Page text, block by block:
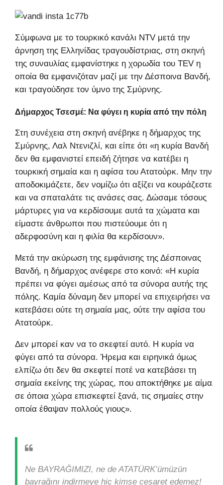
Σύμφωνα με το τουρκικό κανάλι NTV μετά την
άρνηση της Ελληνίδας τραγουδίστριας, στη σκηνή
της συναυλίας εμφανίστηκε η χορωδία του TEV η
οποία θα εμφανιζόταν μαζί με την Δέσποινα Βανδή,
και τραγούδησε τον ύμνο της Σμύρνης.
Δήμαρχος Τσεσμέ: Να φύγει η κυρία από την πόλη
Στη συνέχεια στη σκηνή ανέβηκε η δήμαρχος της
Σμύρνης, Λαλ Ντενιζλί, και είπε ότι «η κυρία Βανδή
δεν θα εμφανιστεί επειδή ζήτησε να κατέβει η
τουρκική σημαία και η αφίσα του Ατατούρκ. Μην την
αποδοκιμάζετε, δεν νομίζω ότι αξίζει να κουράζεστε
και να σπαταλάτε τις ανάσες σας. Δώσαμε τόσους
μάρτυρες για να κερδίσουμε αυτά τα χώματα και
είμαστε άνθρωποι που πιστεύουμε ότι η
αδερφοσύνη και η φιλία θα κερδίσουν».
Μετά την ακύρωση της εμφάνισης της Δέσποινας
Βανδή, η δήμαρχος ανέφερε στο κοινό: «Η κυρία
πρέπει να φύγει αμέσως από τα σύνορα αυτής της
πόλης. Καμία δύναμη δεν μπορεί να επιχειρήσει να
κατεβάσει ούτε τη σημαία μας, ούτε την αφίσα του
Ατατούρκ.
Δεν μπορεί καν να το σκεφτεί αυτό. Η κυρία να
φύγει από τα σύνορα. Ήρεμα και ειρηνικά όμως
ελπίζω ότι δεν θα σκεφτεί ποτέ να κατεβάσει τη
σημαία εκείνης της χώρας, που αποκτήθηκε με αίμα,
σε όποια χώρα επισκεφτεί ξανά, τις σημαίες στην
οποία έθαψαν πολλούς γιους».
Ne BAYRAĞIMIZI, ne de ATATÜRK’ümüzün
bayrağını indirmeye hiç kimse cesaret edemez!